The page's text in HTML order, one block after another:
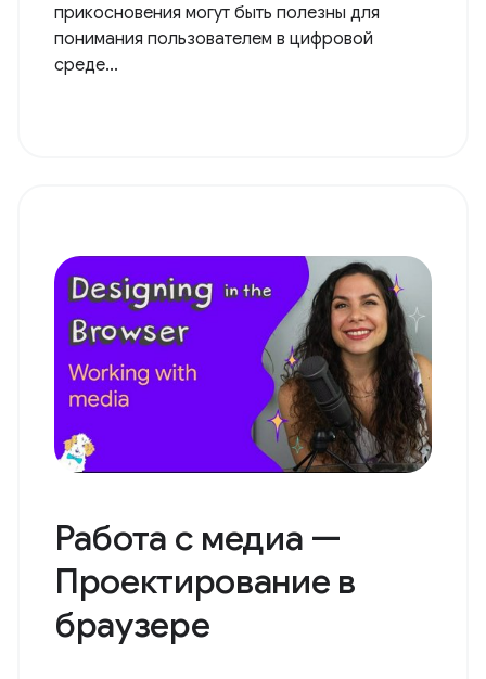
прикосновения могут быть полезны для
понимания пользователем в цифровой
среде...
Работа с медиа —
Проектирование в
браузере